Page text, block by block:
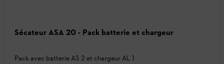
Sécateur ASA 20 - Pack batterie et chargeur
Pack avec batterie AS 2 et chargeur AL 1